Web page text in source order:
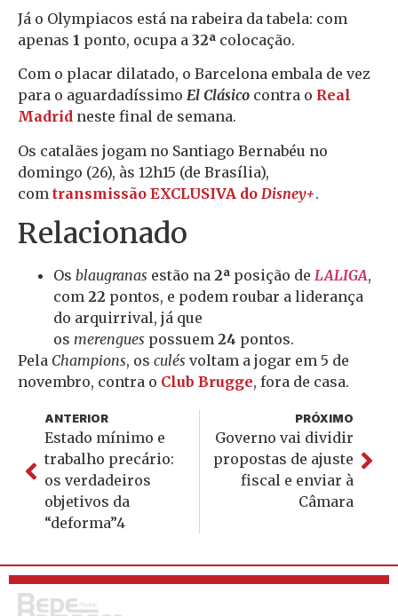
Já o Olympiacos está na rabeira da tabela: com
apenas 1 ponto, ocupa a 32ª colocação.
Com o placar dilatado, o Barcelona embala de vez
para o aguardadíssimo El Clásico contra o Real
Madrid neste final de semana.
Os catalães jogam no Santiago Bernabéu no
domingo (26), às 12h15 (de Brasília),
com transmissão EXCLUSIVA do Disney+.
Relacionado
Os blaugranas estão na 2ª posição de LALIGA,
com 22 pontos, e podem roubar a liderança
do arquirrival, já que
os merengues possuem 24 pontos.
Pela Champions, os culés voltam a jogar em 5 de
novembro, contra o Club Brugge, fora de casa.
ANTERIOR
Estado mínimo e
trabalho precário:
os verdadeiros
objetivos da
“deforma”4
PRÓXIMO
Governo vai dividir
propostas de ajuste
fiscal e enviar à
Câmara